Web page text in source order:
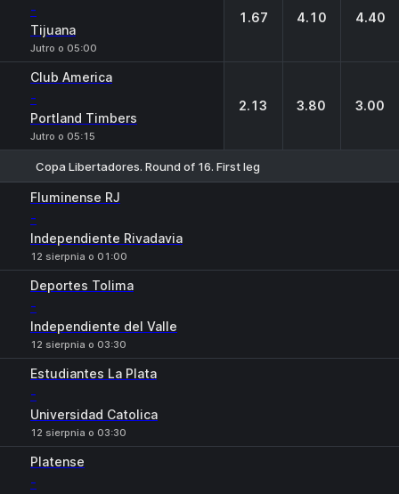
-
Tijuana
Jutro o 05:00
1.67 4.10 4.40
Club America
-
Portland Timbers
Jutro o 05:15
2.13 3.80 3.00
Copa Libertadores. Round of 16. First leg
Fluminense RJ
-
Independiente Rivadavia
12 sierpnia o 01:00
Deportes Tolima
-
Independiente del Valle
12 sierpnia o 03:30
Estudiantes La Plata
-
Universidad Catolica
12 sierpnia o 03:30
Platense
-